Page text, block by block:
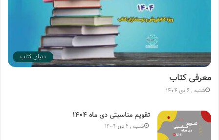
فرآیند تأیید ناشران و آثار آن‌ها از طریق کمیته ناشران داخلی
پیگیری می‌شود.
نمایشگاه بین المللی کتاب
نمایشگاه کتاب تهران
وزیر فرهنگ و ارشاد اسلامی
دنیای کتاب
معرفی کتاب
شنبه , 6 دی 1404
تقویم مناسبتی دی ماه ۱۴۰۴
شنبه , 6 دی 1404